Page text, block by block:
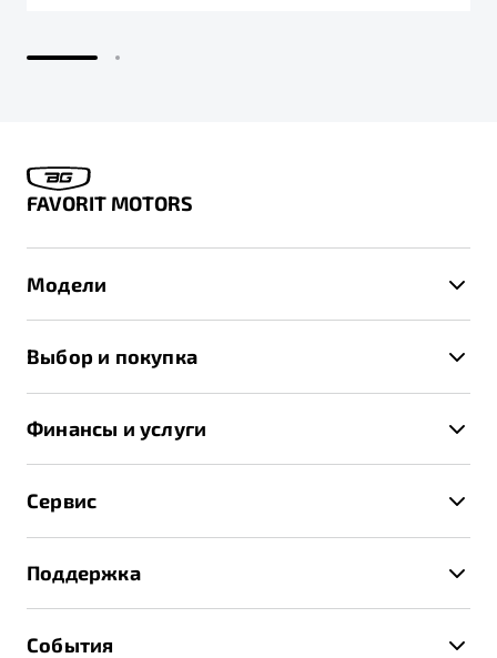
Обзор
Калькулятор ТО
FAVORIT MOTORS
Модели
X70
Выбор и покупка
Спецпредложения и Акции
Записаться на тест-драйв
Получить предложение
Финансы и услуги
Трейд-ин
Страхование
Расчет КАСКО
Сервис
Руководство по эксплуатации
Техническое обслуживание
Поддержка
События